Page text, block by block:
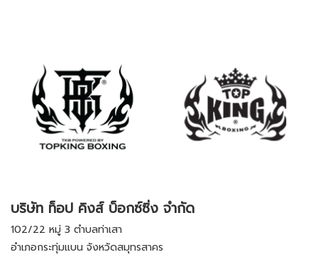
บริษัท ท็อป คิงส์ บ็อกซ์ซิ่ง จำกัด
102/22 หมู่ 3 ตำบลท่าเสา
อำเภอกระทุ่มแบน จังหวัดสมุทรสาคร